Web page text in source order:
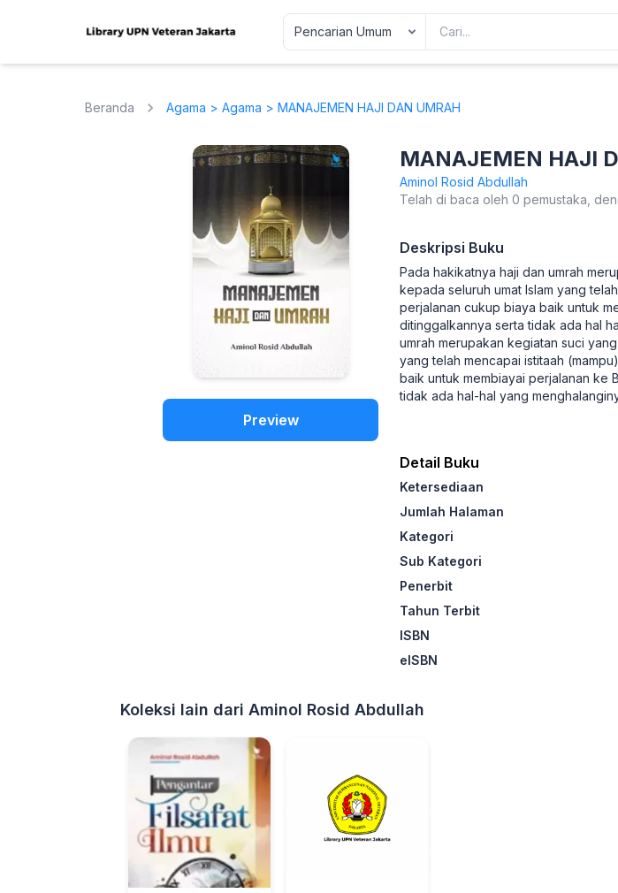
Beranda Agama > Agama > MANAJEMEN HAJI DAN UMRAH
Preview
MANAJEMEN HAJI
Aminol Rosid Abdullah
Telah di baca oleh 0 pemustaka,
Deskripsi Buku
Pada hakikatnya haji dan umrah
kepada seluruh umat Islam yang
perjalanan cukup biaya baik untuk
ditinggalkannya serta tidak ada hal
umrah merupakan kegiatan suci
yang telah mencapai istitaah
baik untuk membiayai perjalanan ke
tidak ada hal-hal yang
Detail Buku
Ketersediaan
Jumlah Halaman
Kategori
Sub Kategori
Penerbit
Tahun Terbit
ISBN
eISBN
Koleksi lain dari Aminol Rosid Abdullah